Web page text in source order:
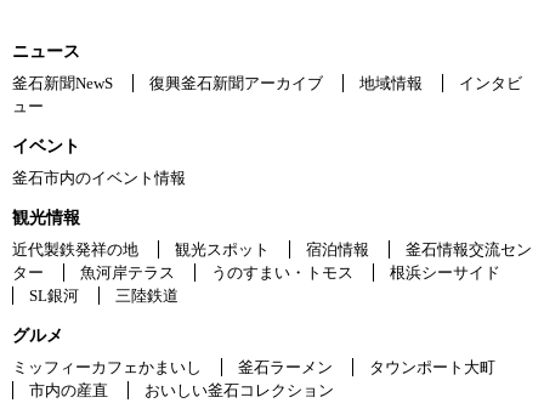
ニュース
釜石新聞NewS
復興釜石新聞アーカイブ 地域情報
インタビ
ュー
イベント
釜石市内のイベント情報
観光情報
近代製鉄発祥の地
観光スポット 宿泊情報
釜石情報交流セン
ター
魚河岸テラス うのすまい・トモス
根浜シーサイド
SL銀河
三陸鉄道
グルメ
ミッフィーカフェかまいし
釜石ラーメン
タウンポート大町
市内の産直
おいしい釜石コレクション